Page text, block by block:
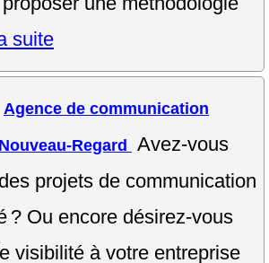
suite
Agence de communication
Nouveau-Regard Avez-vous
des projets de communication
? Ou encore désirez-vous
visibilité à votre entreprise